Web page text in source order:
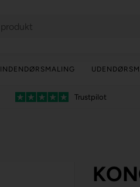
INDENDØRSMALING
Trustpilot